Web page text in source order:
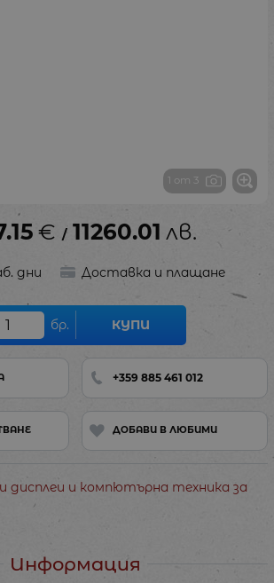
1 от 3
€ / 11260.01 лв.
дни Доставка и плащане
бр. КУПИ
+359 885 461 012
ДОБАВИ В ЛЮБИМИ
дисплеи и компютърна техника за
Информация